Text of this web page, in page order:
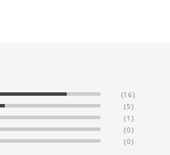
(16)
(5)
(1)
(0)
(0)